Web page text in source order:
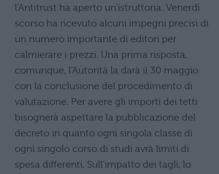
l’Antitrust ha aperto un’istruttoria. Venerdì
scorso ha ricevuto alcuni impegni precisi di
un numero importante di editori per
calmierare i prezzi. Una prima risposta,
comunque, l’Autorità la darà il 30 maggio
con la conclusione del procedimento di
valutazione. Per avere gli importi dei tetti
bisognerà aspettare la pubblicazione del
decreto in quanto ogni singola classe di
ogni singolo corso di studi avrà limiti di
spesa differenti. Sull’impatto dei tagli, lo